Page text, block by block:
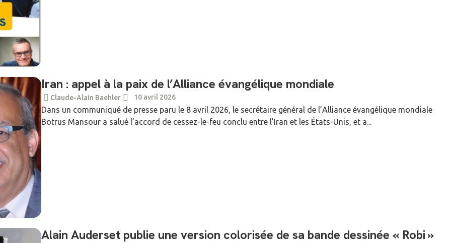
Iran : appel à la paix de l’Alliance évangélique mondiale
Claude-Alain Baehler 10 avril 2026
Dans un communiqué de presse paru le 8 avril 2026, le secrétaire général de l’Alliance évangélique mondiale
Botrus Mansour a salué l’accord de cessez-le-feu conclu entre l’Iran et les États-Unis, et a...
Alain Auderset publie une version colorisée de sa bande dessinée « Robi »